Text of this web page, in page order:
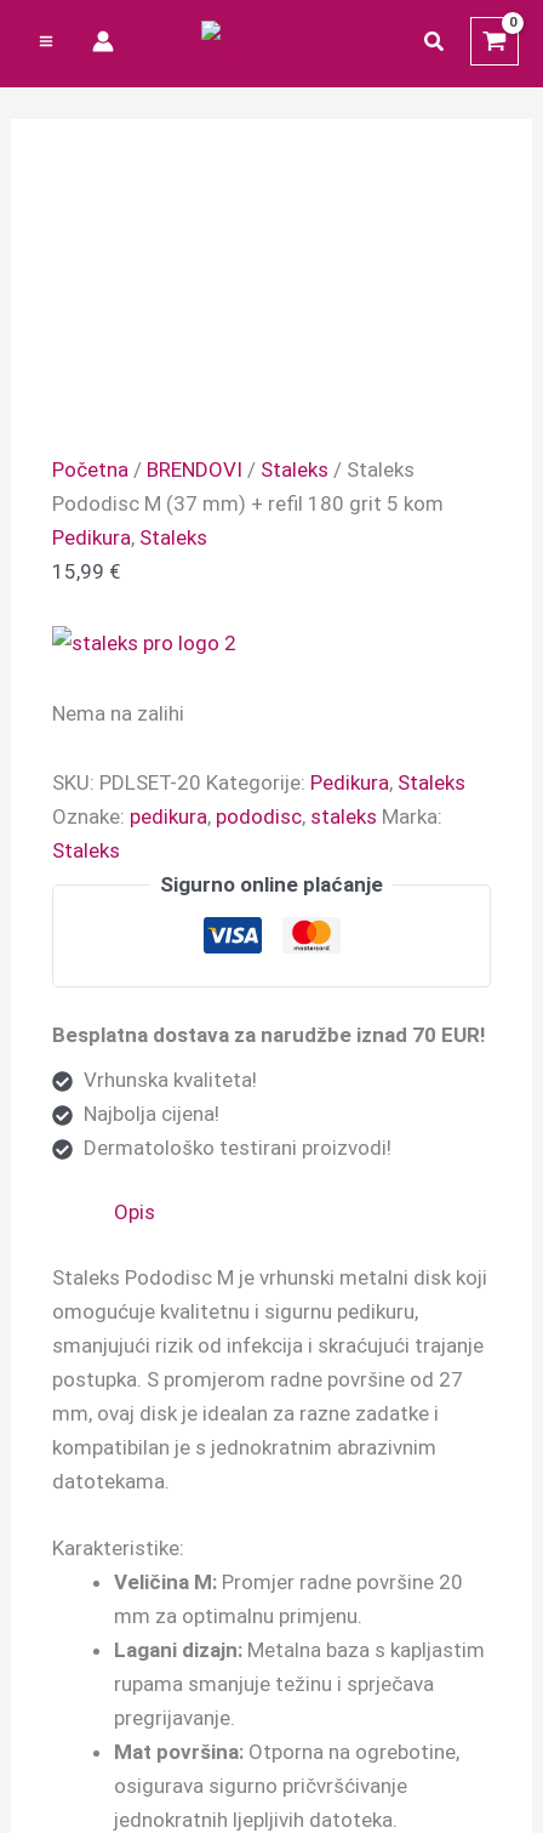
sadržaj
traži
Početna / BRENDOVI / Staleks / Staleks
Pododisc M (37 mm) + refil 180 grit 5 kom
Pedikura, Staleks
15,99 €
Nema na zalihi
SKU: PDLSET-20 Kategorije: Pedikura, Staleks
Oznake: pedikura, pododisc, staleks Marka:
Staleks
Sigurno online plaćanje
Besplatna dostava za narudžbe iznad 70 EUR!
Vrhunska kvaliteta!
Najbolja cijena!
Dermatološko testirani proizvodi!
Opis
Staleks Pododisc M je vrhunski metalni disk koji
omogućuje kvalitetnu i sigurnu pedikuru,
smanjujući rizik od infekcija i skraćujući trajanje
postupka. S promjerom radne površine od 27
mm, ovaj disk je idealan za razne zadatke i
kompatibilan je s jednokratnim abrazivnim
datotekama.
Karakteristike:
Veličina M: Promjer radne površine 20
mm za optimalnu primjenu.
Lagani dizajn: Metalna baza s kapljastim
rupama smanjuje težinu i sprječava
pregrijavanje.
Mat površina: Otporna na ogrebotine,
osigurava sigurno pričvršćivanje
jednokratnih ljepljivih datoteka.
Izvorna
bila
je:
Total: